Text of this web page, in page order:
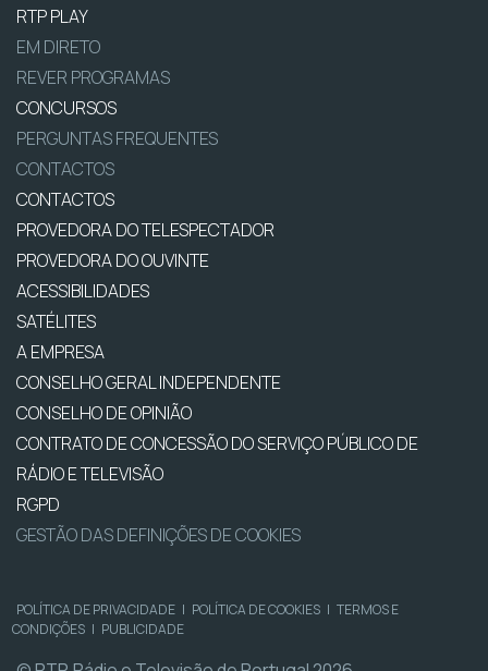
RTP PLAY
EM DIRETO
REVER PROGRAMAS
CONCURSOS
PERGUNTAS FREQUENTES
CONTACTOS
CONTACTOS
PROVEDORA DO TELESPECTADOR
PROVEDORA DO OUVINTE
ACESSIBILIDADES
SATÉLITES
A EMPRESA
CONSELHO GERAL INDEPENDENTE
CONSELHO DE OPINIÃO
CONTRATO DE CONCESSÃO DO SERVIÇO PÚBLICO DE
RÁDIO E TELEVISÃO
RGPD
GESTÃO DAS DEFINIÇÕES DE COOKIES
POLÍTICA DE PRIVACIDADE | POLÍTICA DE COOKIES | TERMOS E
CONDIÇÕES | PUBLICIDADE